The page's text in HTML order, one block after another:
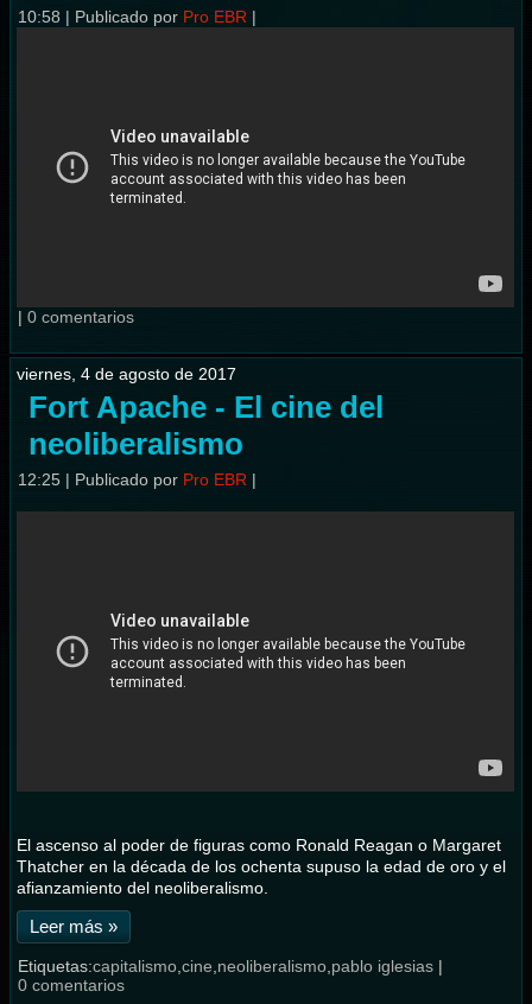
10:58 | Publicado por Pro EBR |
|0 comentarios
viernes, 4 de agosto de 2017
Fort Apache - El cine del
neoliberalismo
12:25 | Publicado por Pro EBR |
El ascenso al poder de figuras como Ronald Reagan o Margaret
Thatcher en la década de los ochenta supuso la edad de oro y el
afianzamiento del neoliberalismo.
Leer más »
Etiquetas:capitalismo ,cine neoliberalismo pablo iglesias |
0 comentarios